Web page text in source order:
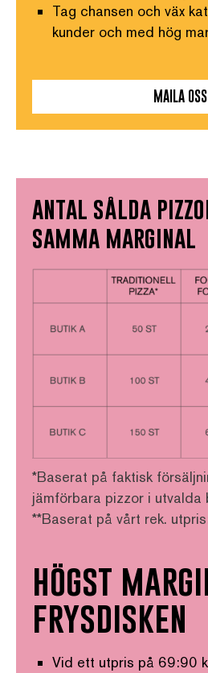
Tag chansen och väx
kunder och med hög
MAILA OSS
högst
frysdisken
Vid ett utpris på 69:90
antal sålda
samma marginal
*Baserat på faktisk
jämförbara pizzor i utvalda
**Baserat på vårt rek.